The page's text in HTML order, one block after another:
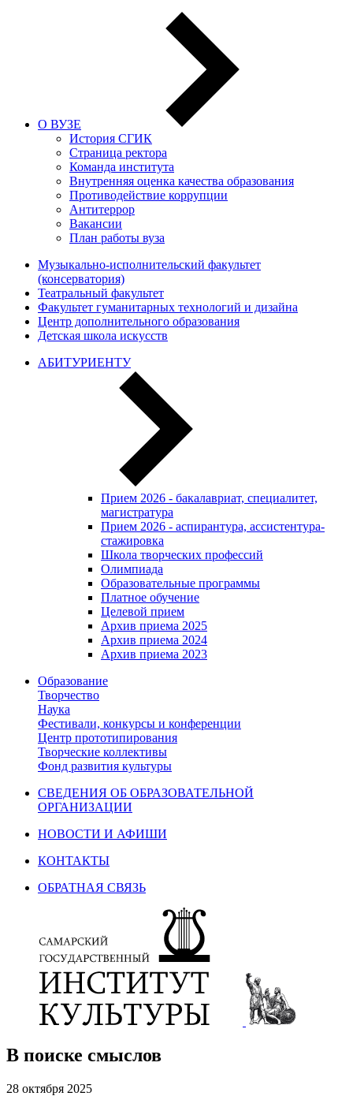
О ВУЗЕ
История СГИК
Страница ректора
Команда института
Внутренняя оценка качества образования
Противодействие коррупции
Антитеррор
Вакансии
План работы вуза
Музыкально-исполнительский факультет
(консерватория)
Театральный факультет
Факультет гуманитарных технологий и дизайна
Центр дополнительного образования
Детская школа искусств
АБИТУРИЕНТУ
Прием 2026 - бакалавриат, специалитет,
магистратура
Прием 2026 - аспирантура, ассистентура-
стажировка
Школа творческих профессий
Олимпиада
Образовательные программы
Платное обучение
Целевой прием
Архив приема 2025
Архив приема 2024
Архив приема 2023
Образование
Творчество
Наука
Фестивали, конкурсы и конференции
Центр прототипирования
Творческие коллективы
Фонд развития культуры
СВЕДЕНИЯ ОБ ОБРАЗОВАТЕЛЬНОЙ
ОРГАНИЗАЦИИ
НОВОСТИ И АФИШИ
КОНТАКТЫ
ОБРАТНАЯ СВЯЗЬ
В поиске смыслов
28 октября 2025